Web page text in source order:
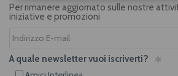
Per rimanere aggiornato sulle nostre
iniziative e promozioni
A quale newsletter vuoi iscriverti?